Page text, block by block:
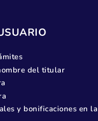
del titular
y bonificaciones en